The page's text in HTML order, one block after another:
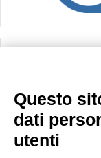
Questo
dati
utenti